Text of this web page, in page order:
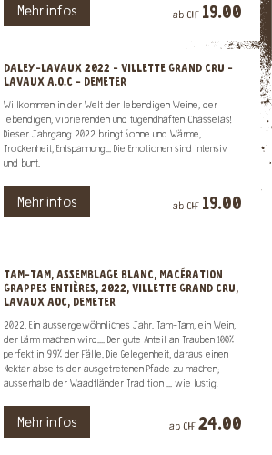
ab CHF 19.00
Mehr infos
DALEY-LAVAUX 2022 - VILLETTE GRAND CRU -
LAVAUX A.O.C - DEMETER
Willkommen in der Welt der lebendigen Weine, der
lebendigen, vibrierenden und tugendhaften Chasselas!
Dieser Jahrgang 2022 bringt Sonne und Wärme,
Trockenheit, Entspannung... Die Emotionen sind intensiv
und bunt.
ab CHF 19.00
Mehr infos
TAM-TAM, ASSEMBLAGE BLANC, MACÉRATION
GRAPPES ENTIÈRES, 2022, VILLETTE GRAND CRU,
LAVAUX AOC, DEMETER
2022, Ein aussergewöhnliches Jahr. Tam-Tam, ein Wein,
der Lärm machen wird.... Der gute Anteil an Trauben 100%
perfekt in 99% der Fälle. Die Gelegenheit, daraus einen
Nektar abseits der ausgetretenen Pfade zu machen;
ausserhalb der Waadtländer Tradition ... wie lustig!
ab CHF 24.00
Mehr infos